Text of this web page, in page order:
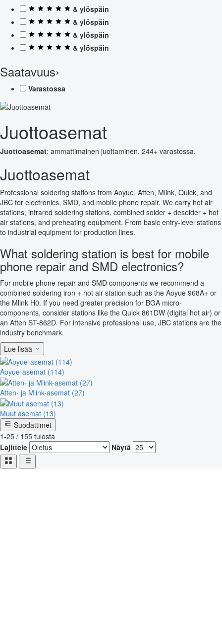
& ylöspäin
& ylöspäin
& ylöspäin
& ylöspäin
Saatavuus›
Varastossa
Juottoasemat
Juottoasemat: ammattimainen juottaminen. 244+ varastossa.
Juottoasemat
Professional soldering stations from Aoyue, Atten, Mlink, Quick, and
JBC for electronics, SMD, and mobile phone repair. We carry hot air
stations, infrared soldering stations, combined solder + desolder + hot
air stations, and preheating equipment. From basic entry-level stations
to industrial equipment for production lines.
What soldering station is best for mobile
phone repair and SMD electronics?
For mobile phone repair and SMD components we recommend a
combined soldering iron + hot air station such as the Aoyue 968A+ or
the Mlink H0. If you need greater precision for BGA micro-
components, consider stations like the Quick 861DW (digital hot air) or
an Atten ST-862D. For intensive professional use, JBC stations are the
industry benchmark.
Lue lisää
Aoyue-asemat (114)
Atten- ja Mlink-asemat (27)
Muut asemat (13)
Suodattimet
1-25 / 155 tulosta
Lajittele
Näytä